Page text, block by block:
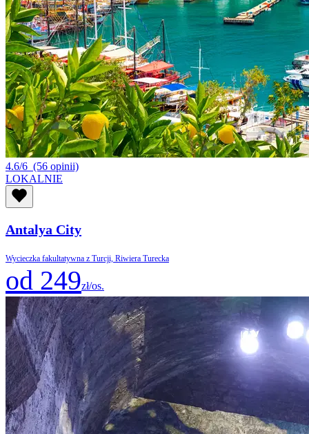
4.6/6 (56 opinii)
LOKALNIE
Antalya City
Wycieczka fakultatywna z Turcji, Riwiera Turecka
od 249zł/os.